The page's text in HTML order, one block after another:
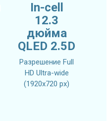
In-cell
12.3
дюйма
QLED 2.5D
Разрешение Full
HD Ultra-wide
(1920x720 px)